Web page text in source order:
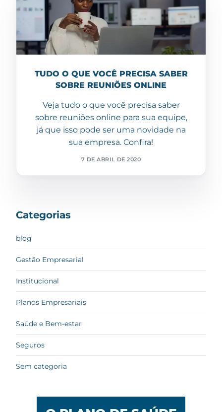
TUDO O QUE VOCÊ PRECISA SABER
SOBRE REUNIÕES ONLINE
Veja tudo o que você precisa saber
sobre reuniões online para sua equipe,
já que isso pode ser uma novidade na
sua empresa. Confira!
7 DE ABRIL DE 2020
Categorias
blog
Gestão Empresarial
Institucional
Planos Empresariais
Saúde e Bem-estar
Seguros
Sem categoria